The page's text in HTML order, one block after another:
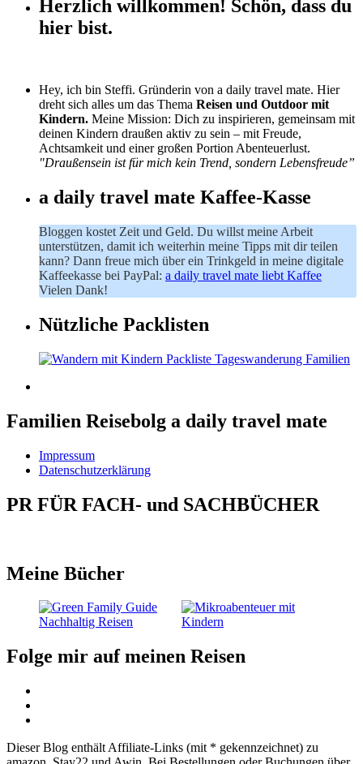
Herzlich willkommen! Schön, dass du
hier bist.
Hey, ich bin Steffi. Gründerin von a daily travel mate. Hier
dreht sich alles um das Thema Reisen und Outdoor mit
Kindern. Meine Mission: Dich zu inspirieren, gemeinsam mit
deinen Kindern draußen aktiv zu sein – mit Freude,
Achtsamkeit und einer großen Portion Abenteuerlust.
"Draußensein ist für mich kein Trend, sondern Lebensfreude”
a daily travel mate Kaffee-Kasse
Bloggen kostet Zeit und Geld. Du willst meine Arbeit
unterstützen, damit ich weiterhin meine Tipps mit dir teilen
kann? Dann freue mich über ein Trinkgeld in meine digitale
Kaffeekasse bei PayPal: a daily travel mate liebt Kaffee
Vielen Dank!
Nützliche Packlisten
Familien Reisebolg a daily travel mate
Impressum
Datenschutzerklärung
PR FÜR FACH- und SACHBÜCHER
Meine Bücher
Folge mir auf meinen Reisen
Dieser Blog enthält Affiliate-Links (mit * gekennzeichnet) zu